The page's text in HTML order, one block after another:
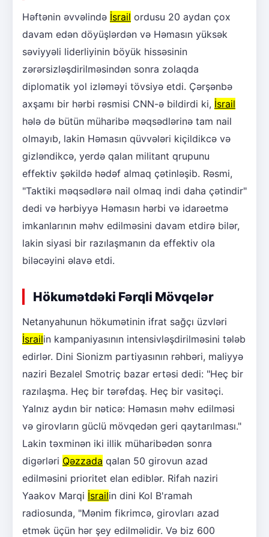
Həftənin əvvəlində İsrail ordusu 20 aydan çox
davam edən döyüşlərdən və Həmasın yüksək
səviyyəli liderliyinin böyük hissəsinin
zərərsizləşdirilməsindən sonra zolaqda
diplomatik yol izləməyi tövsiyə etdi. Çərşənbə
axşamı bir hərbi rəsmisi CNN-ə bildirdi ki, İsrail
hələ də bütün müharibə məqsədlərinə tam nail
olmayıb, lakin Həmasın qüvvələri kiçildikcə və
gizləndikcə, yerdə qalan militant qrupunu
effektiv şəkildə hədəf almaq çətinləşib. Rəsmi,
"Taktiki məqsədlərə nail olmaq indi daha çətindir"
dedi və hərbiyyə Həmasın hərbi və idarəetmə
imkanlarının məhv edilməsini davam etdirə bilər,
lakin siyasi bir razılaşmanın da effektiv ola
biləcəyini əlavə etdi.
Hökumətdəki Fərqli Mövqelər
Netanyahunun hökumətinin ifrat sağçı üzvləri
İsrailin kampaniyasının intensivləşdirilməsini tələb
edirlər. Dini Sionizm partiyasının rəhbəri, maliyyə
naziri Bezalel Smotriç bazar ertəsi dedi: "Heç bir
razılaşma. Heç bir tərəfdaş. Heç bir vasitəçi.
Yalnız aydın bir nəticə: Həmasın məhv edilməsi
və girovların güclü mövqedən geri qaytarılması."
Lakin təxminən iki illik müharibədən sonra
digərləri Qəzzada qalan 50 girovun azad
edilməsini prioritet elan ediblər. Rifah naziri
Yaakov Marqi İsrailin dini Kol B'ramah
radiosunda, "Mənim fikrimcə, girovları azad
etmək üçün hər şey edilməlidir. Və biz 600